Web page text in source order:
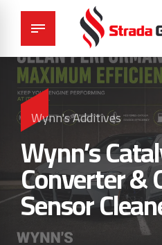
Wynn's Additives
Wynn’s
Converter &
Sensor